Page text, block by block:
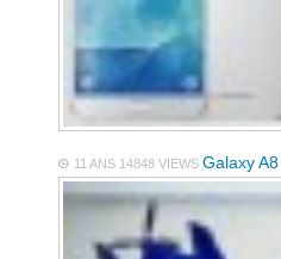
11 ANS 14848 VIEWSGalaxy